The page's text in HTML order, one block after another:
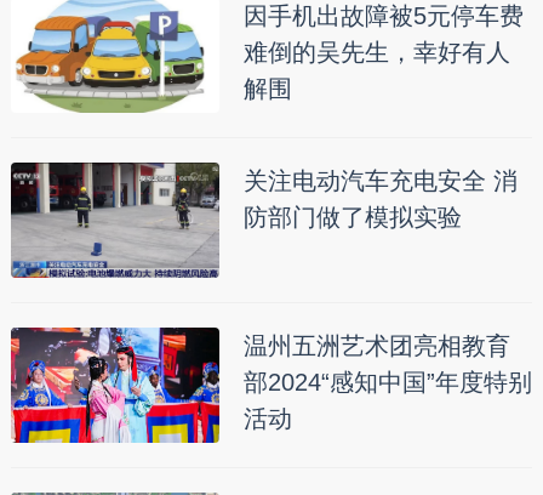
因手机出故障被5元停车费
难倒的吴先生，幸好有人
解围
关注电动汽车充电安全 消
防部门做了模拟实验
温州五洲艺术团亮相教育
部2024“感知中国”年度特别
活动